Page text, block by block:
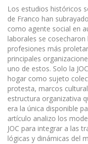
Los estudios históricos
de Franco han
como agente social en
laborales se
profesiones más
principales
uno de estos. Solo la
hogar como sujeto
protesta, marcos
estructura organizativa
era la única disponible
artículo analizo los
JOC para integrar a las
lógicas y dinámicas del